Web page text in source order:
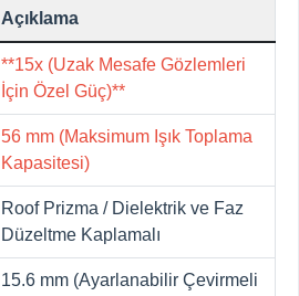
Açıklama
**15x (Uzak Mesafe Gözlemleri
İçin Özel Güç)**
56 mm (Maksimum Işık Toplama
Kapasitesi)
Roof Prizma / Dielektrik ve Faz
Düzeltme Kaplamalı
15.6 mm (Ayarlanabilir Çevirmeli